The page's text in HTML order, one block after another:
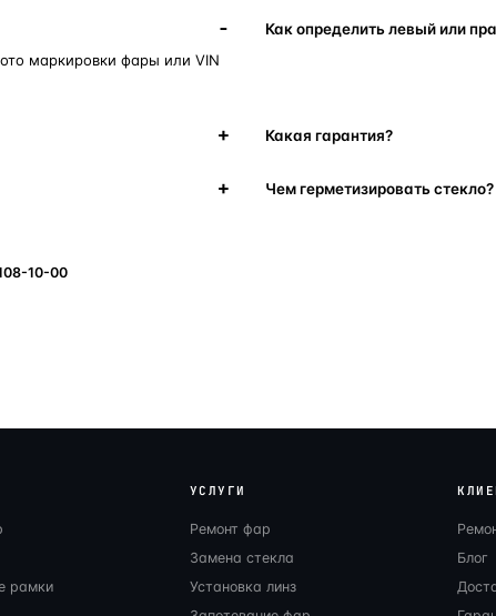
маркировки фары или VIN
Как определить левый или
Какая гарантия?
Чем герметизировать стекло?
10-00
рамки
УСЛУГИ
Ремонт фар
Замена стекла
Установка линз
Блог